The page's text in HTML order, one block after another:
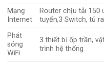
Mạng
Internet
Router chịu tải 150
tuyến,3 Switch, tủ
Phát
sóng
WiFi
3 thiết bị ốp trần,
trình hệ thống